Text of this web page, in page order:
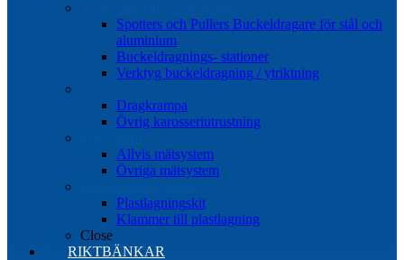
Spotters och Pullers Buckeldragare för stål och
aluminium
Buckeldragnings- stationer
Verktyg buckeldragning / ytriktning
Dragkrampa
Övrig karosseriutrustning
Allvis mätsystem
Övriga mätsystem
Plastlagningskit
Klammer till plastlagning
Close
RIKTBÄNKAR